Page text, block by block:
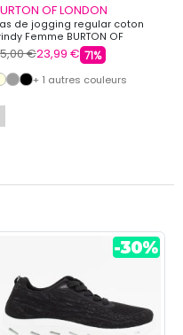
OF LONDON
de jogging regular coton
Femme BURTON OF
€23,99 € 71%
+ 1 autres couleurs